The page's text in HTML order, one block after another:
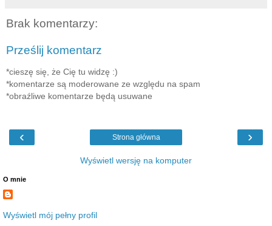
Brak komentarzy:
Prześlij komentarz
*cieszę się, że Cię tu widzę :)
*komentarze są moderowane ze względu na spam
*obraźliwe komentarze będą usuwane
‹ ›
Strona główna
Wyświetl wersję na komputer
O mnie
Wyświetl mój pełny profil